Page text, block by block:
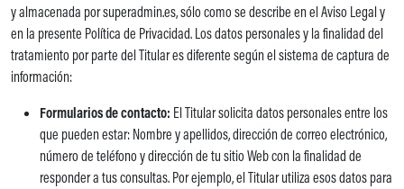
y almacenada por superadmin.es, sólo como se describe en el Aviso Legal y
en la presente Política de Privacidad. Los datos personales y la finalidad del
tratamiento por parte del Titular es diferente según el sistema de captura de
información:
Formularios de contacto: El Titular solicita datos personales entre los
que pueden estar: Nombre y apellidos, dirección de correo electrónico,
número de teléfono y dirección de tu sitio Web con la finalidad de
responder a tus consultas. Por ejemplo, el Titular utiliza esos datos para